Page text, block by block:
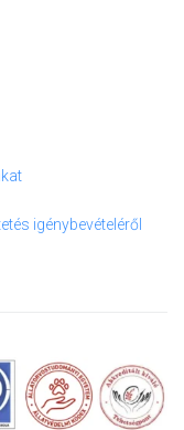
igénybevételéről